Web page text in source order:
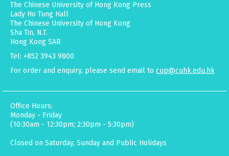
The Chinese University of Hong Kong Press
Lady Ho Tung Hall
The Chinese University of Hong Kong
Sha Tin, N.T.
Hong Kong SAR
Tel: +852 3943 9800
For order and enquiry, please send email to cup@cuhk.edu.hk
Office Hours:
Monday - Friday
(10:30am - 12:30pm; 2:30pm - 5:30pm)
Closed on Saturday, Sunday and Public Holidays